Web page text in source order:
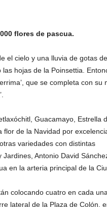
flores de pascua.
el cielo y una lluvia de gotas
hojas de la Poinsettia.
que se completa con su
Guacamayo, Estrella
de la Navidad por
variedades con distintas
Antonio David
en la arteria principal de la
colocando cuatro en cada
lateral de la Plaza de Colón,